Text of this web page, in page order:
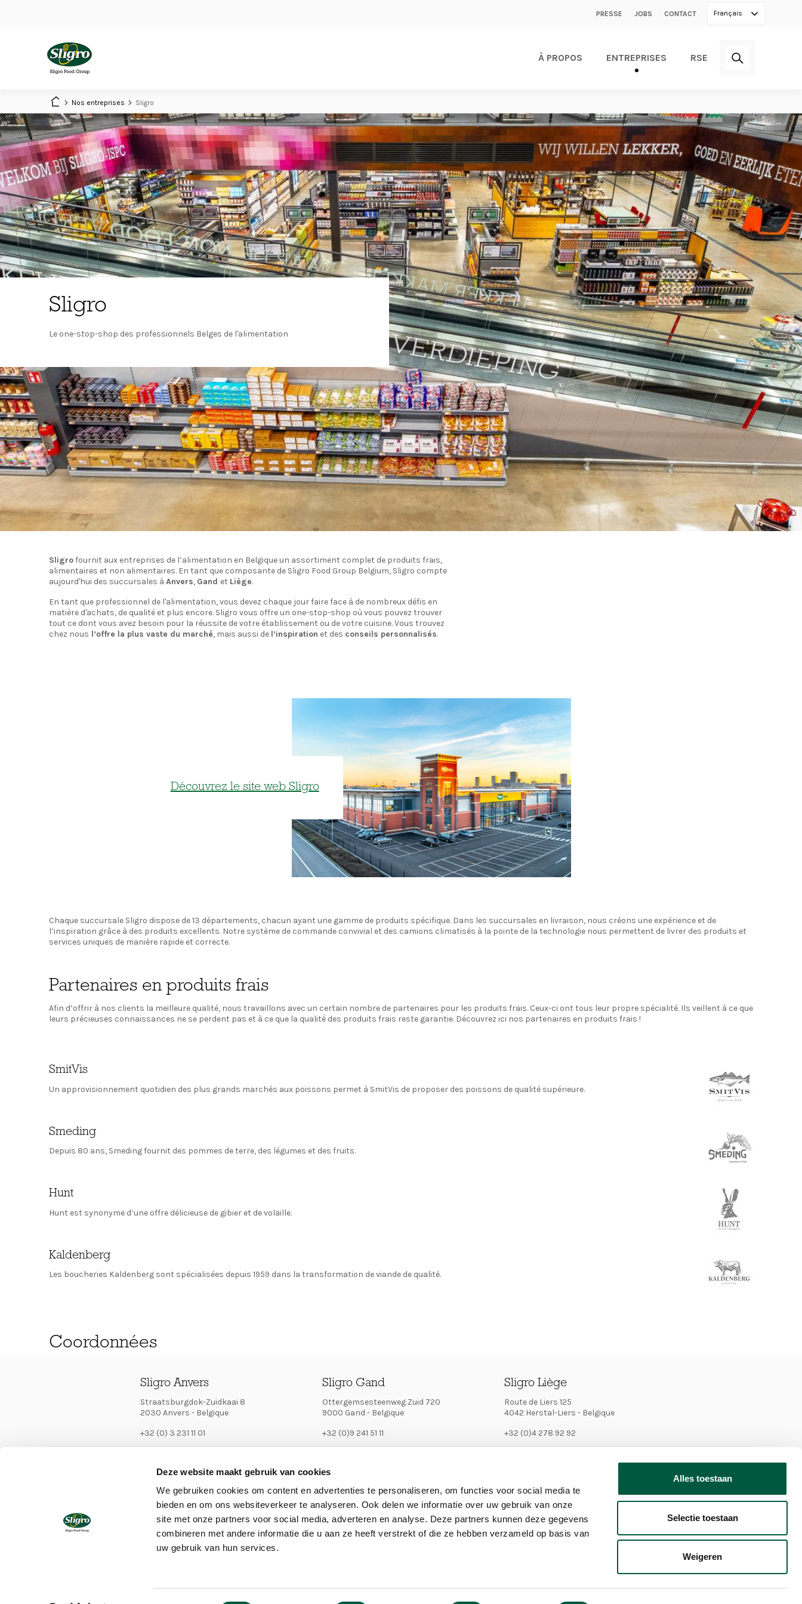
Deze website maakt gebruik van cookies
We gebruiken cookies om content en advertenties te personaliseren, om functies voor social media te
bieden en om ons websiteverkeer te analyseren. Ook delen we informatie over uw gebruik van onze
site met onze partners voor social media, adverteren en analyse. Deze partners kunnen deze gegevens
combineren met andere informatie die u aan ze heeft verstrekt of die ze hebben verzameld op basis van
uw gebruik van hun services.
Alles toestaan
Selectie toestaan
Weigeren
Secondary
PRESSE JOBS CONTACT Français
À PROPOS ENTREPRISES RSE
Nos entreprises Sligro
Sligro
Le one-stop-shop des professionnels Belges de l'alimentation
Sligrofournit aux entreprises de l’alimentation en Belgique un assortiment complet de produits frais,
alimentaires et non alimentaires. En tant que composante de Sligro Food Group Belgium, Sligro compte
aujourd'hui des succursales à Anvers, Gand et Liège.
En tant que professionnel de l'alimentation, vous devez chaque jour faire face à de nombreux défis en
matière d'achats, de qualité et plus encore. Sligro vous offre un one-stop-shop où vous pouvez trouver
tout ce dont vous avez besoin pour la réussite de votre établissement ou de votre cuisine. Vous trouvez
chez nous l’offre la plus vaste du marché, mais aussi de l’inspiration et des conseils personnalisés.
Découvrez le site web Sligro
Chaque succursale Sligro dispose de 13 départements, chacun ayant une gamme de produits spécifique. Dans les succursales en livraison, nous créons une expérience et de
l’inspiration grâce à des produits excellents. Notre système de commande convivial et des camions climatisés à la pointe de la technologie nous permettent de livrer des produits et
services uniques de manière rapide et correcte.
Partenaires en produits frais
Afin d’offrir à nos clients la meilleure qualité, nous travaillons avec un certain nombre de partenaires pour les produits frais. Ceux-ci ont tous leur propre spécialité. Ils veillent à ce que
leurs précieuses connaissances ne se perdent pas et à ce que la qualité des produits frais reste garantie. Découvrez ici nos partenaires en produits frais !
SmitVis
Un approvisionnement quotidien des plus grands marchés aux poissons permet à SmitVis de proposer des poissons de qualité supérieure.
Smeding
Depuis 80 ans, Smeding fournit des pommes de terre, des légumes et des fruits.
Hunt
Hunt est synonyme d’une offre délicieuse de gibier et de volaille.
Kaldenberg
Les boucheries Kaldenberg sont spécialisées depuis 1959 dans la transformation de viande de qualité.
Coordonnées
Sligro Anvers
Straatsburgdok-Zuidkaai 8
2030 Anvers - Belgique
+32 (0) 3 231 11 01
sligro.be
Sligro Gand
Ottergemsesteenweg Zuid 720
9000 Gand - Belgique
+32 (0)9 241 51 11
sligro.be
Sligro Liège
Route de Liers 125
4042 Herstal-Liers - Belgique
+32 (0)4 278 92 92
navigation
RSE
menu
Contact